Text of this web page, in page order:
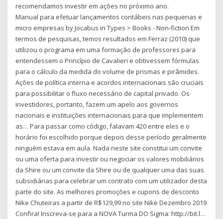
recomendamos investir em ações no próximo ano.
Manual para efetuar lançamentos contábeis nas pequenas e
micro empresas by Jocabus in Types > Books - Non-fiction Em
termos de pesquisas, temos resultados em Ferraz (2010) que
utilizou o programa em uma formação de professores para
entendessem o Princípio de Cavalieri e obtivessem fórmulas
para o cálculo da medida do volume de prismas e pirâmides.
Ações de política interna e acordos internacionais são cruciais
para possibilitar o fluxo necessário de capital privado. Os
investidores, portanto, fazem um apelo aos governos
nacionais e instituições internacionais para que implementem
as… Para passar como código, falavam 420 entre eles e o
horário foi escolhido porque depois desse período geralmente
ninguém estava em aula. Nada neste site constitui um convite
ou uma oferta para investir ou negociar os valores mobiliários
da Shire ou um convite da Shire ou de qualquer uma das suas
subsidiárias para celebrar um contrato com um utilizador desta
parte do site. As melhores promoções e cupons de desconto
Nike Chuteiras a partir de R$129,99 no site Nike Dezembro 2019
Confira! Inscreva-se para a NOVA Turma DO Sigma: http://bit.l…